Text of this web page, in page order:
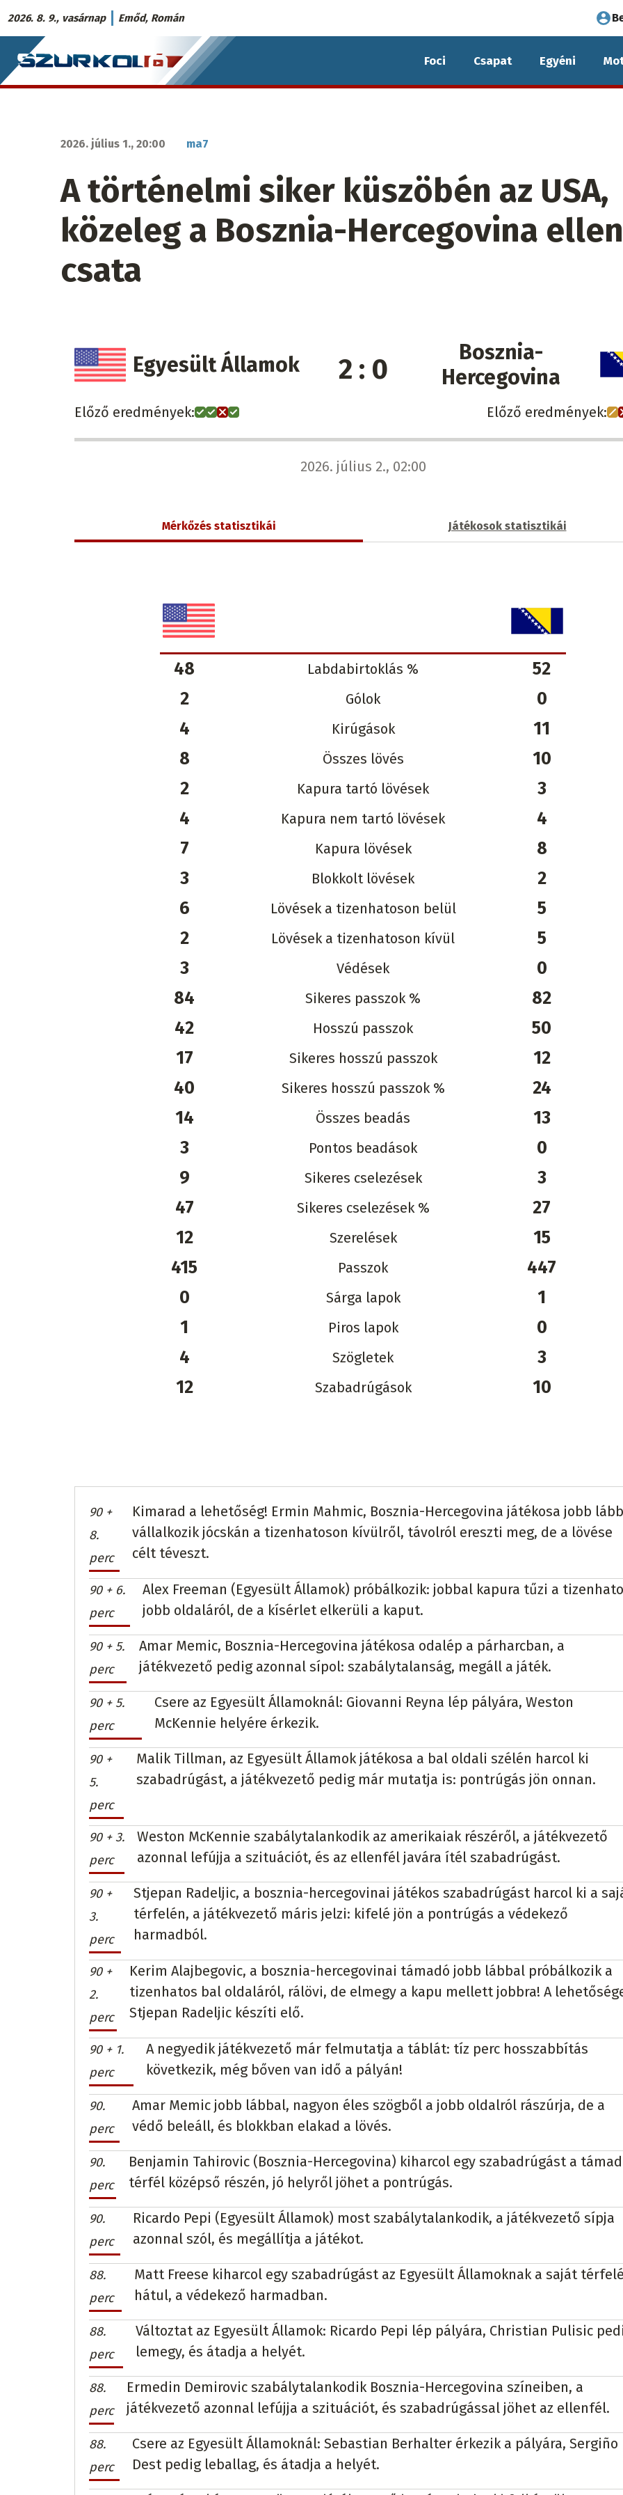
Ugrás
a
tartalomra
2026. 8. 9., vasárnap Emőd, Román
Szurkoló.sk
fő
Foci Csapat Egyéni
2026. július 1., 20:00 ma7
A történelmi siker küszöbén az USA,
közeleg a Bosznia-Hercegovina
csata
Egyesült Államok 2 : 0
Bosznia-
Hercegovina
Előző eredmények: Előző eredmények:
2026. július 2., 02:00
Mérkőzés statisztikái Játékosok statisztikái
48 Labdabirtoklás %
52
2
Gólok
0
4
Kirúgások
11
8
Összes lövés
10
2
Kapura tartó lövések
3
4
Kapura nem tartó lövések
4
7
Kapura lövések
8
3
Blokkolt lövések
2
6
Lövések a tizenhatoson belül
5
2
Lövések a tizenhatoson kívül
5
3
Védések
0
84
Sikeres passzok %
82
42
Hosszú passzok
50
17
Sikeres hosszú passzok
12
40
Sikeres hosszú passzok %
24
14
Összes beadás
13
3
Pontos beadások
0
9
Sikeres cselezések
3
47
Sikeres cselezések %
27
12
Szerelések
15
415
Passzok
447
0
Sárga lapok
1
1
Piros lapok
0
4
Szögletek
3
12
Szabadrúgások 10
90 +
8.
perc
Kimarad a lehetőség! Ermin Mahmic, Bosznia-Hercegovina játékosa jobb
vállalkozik jócskán a tizenhatoson kívülről, távolról ereszti meg, de a lövése
célt téveszt.
90 + 6.
perc
Alex Freeman (Egyesült Államok) próbálkozik: jobbal kapura tűzi a
jobb oldaláról, de a kísérlet elkerüli a kaput.
90 + 5.
perc
Amar Memic, Bosznia-Hercegovina játékosa odalép a párharcban, a
játékvezető pedig azonnal sípol: szabálytalanság, megáll a játék.
90 + 5.
perc
Csere az Egyesült Államoknál: Giovanni Reyna lép pályára, Weston
McKennie helyére érkezik.
90 +
5.
perc
Malik Tillman, az Egyesült Államok játékosa a bal oldali szélén harcol ki
szabadrúgást, a játékvezető pedig már mutatja is: pontrúgás jön onnan.
90 + 3.
perc
Weston McKennie szabálytalankodik az amerikaiak részéről, a játékvezető
azonnal lefújja a szituációt, és az ellenfél javára ítél szabadrúgást.
90 +
3.
perc
Stjepan Radeljic, a bosznia-hercegovinai játékos szabadrúgást harcol ki a
térfelén, a játékvezető máris jelzi: kifelé jön a pontrúgás a védekező
harmadból.
90 +
2.
perc
Kerim Alajbegovic, a bosznia-hercegovinai támadó jobb lábbal próbálkozik a
tizenhatos bal oldaláról, rálövi, de elmegy a kapu mellett jobbra! A
Stjepan Radeljic készíti elő.
90 + 1.
perc
A negyedik játékvezető már felmutatja a táblát: tíz perc hosszabbítás
következik, még bőven van idő a pályán!
90.
perc
Amar Memic jobb lábbal, nagyon éles szögből a jobb oldalról rászúrja, de a
védő beleáll, és blokkban elakad a lövés.
90.
perc
Benjamin Tahirovic (Bosznia-Hercegovina) kiharcol egy szabadrúgást a
térfél középső részén, jó helyről jöhet a pontrúgás.
90.
perc
Ricardo Pepi (Egyesült Államok) most szabálytalankodik, a játékvezető sípja
azonnal szól, és megállítja a játékot.
88.
perc
Matt Freese kiharcol egy szabadrúgást az Egyesült Államoknak a saját
hátul, a védekező harmadban.
88.
perc
Változtat az Egyesült Államok: Ricardo Pepi lép pályára, Christian Pulisic
lemegy, és átadja a helyét.
88.
perc
Ermedin Demirovic szabálytalankodik Bosznia-Hercegovina színeiben, a
játékvezető azonnal lefújja a szituációt, és szabadrúgással jöhet az ellenfél.
88.
perc
Csere az Egyesült Államoknál: Sebastian Berhalter érkezik a pályára, Sergiño
Dest pedig leballag, és átadja a helyét.